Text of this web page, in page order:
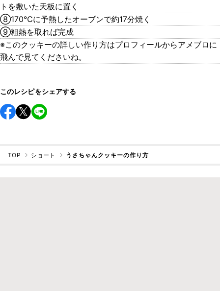
トを敷いた天板に置く
⑧170℃に予熱したオーブンで約17分焼く
⑨粗熱を取れば完成
※このクッキーの詳しい作り方はプロフィールからアメブロに
飛んで見てくださいね。
このレシピをシェアする
TOP ショート うさちゃんクッキーの作り方